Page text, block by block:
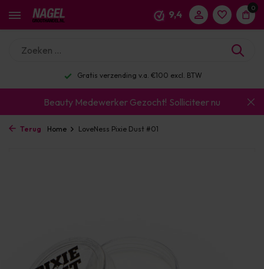
9,4
0
Gratis verzending v.a. €100 excl. BTW
Beauty Medewerker Gezocht! Solliciteer nu
Terug Home LoveNess Pixie Dust #01